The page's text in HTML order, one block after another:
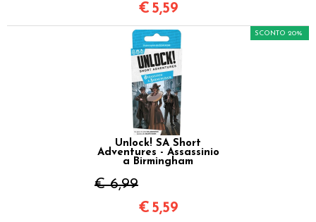
€ 5,59
Unlock! SA Short
Adventures - Assassinio
a Birmingham
€ 6,99
SCONTO 20%
€ 5,59